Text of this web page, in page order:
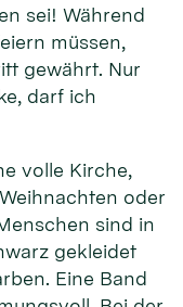
sei! Während
müssen,
gewährt. Nur
darf ich
volle Kirche,
oder
sind in
gekleidet
Eine Band